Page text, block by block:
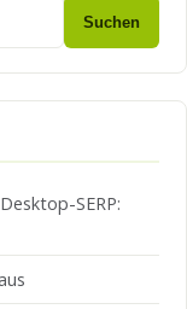
Suchen
SERP: